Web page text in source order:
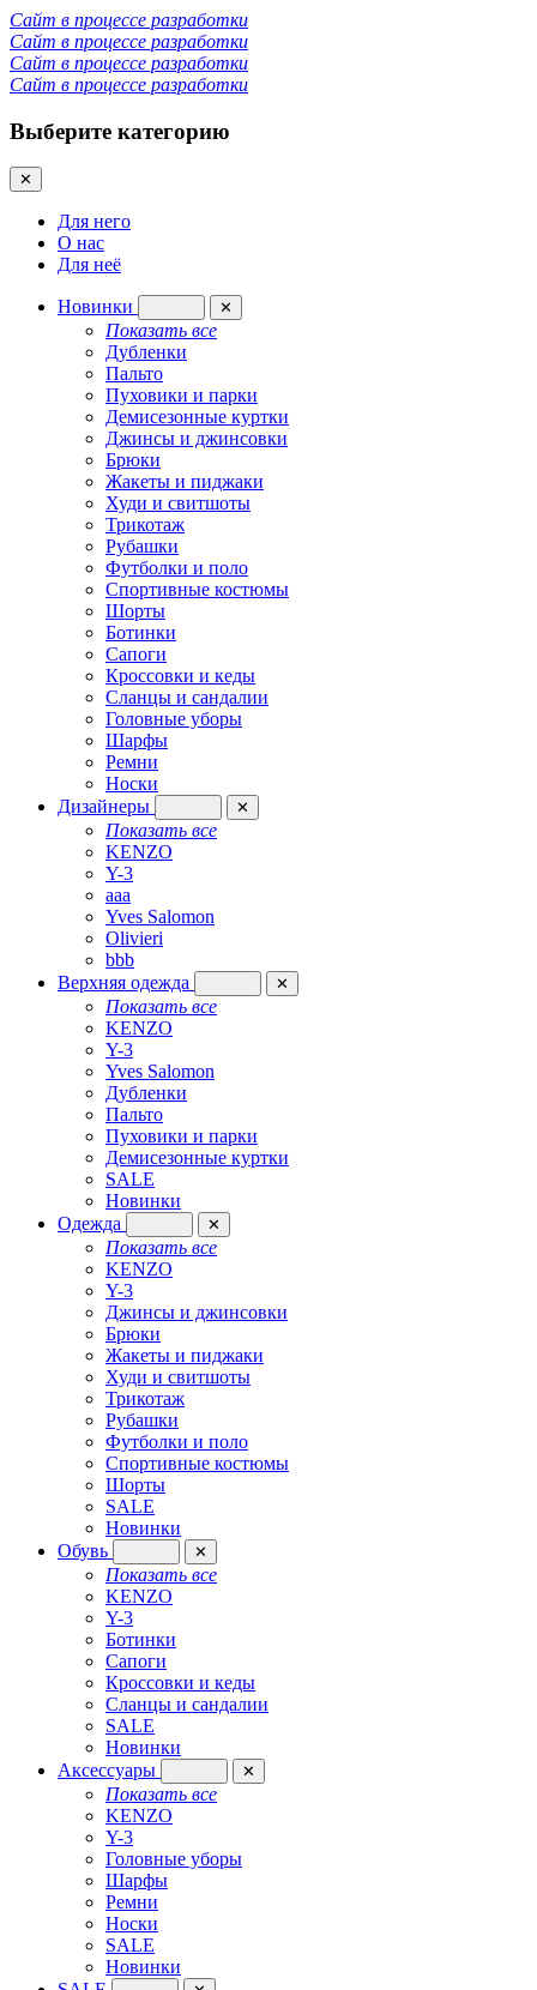
Сайт в процессе разработки
Сайт в процессе разработки
Сайт в процессе разработки
Сайт в процессе разработки
Выберите категорию
✕
Для него
О нас
Для неё
Новинки ✕
Показать все
Дубленки
Пальто
Пуховики и парки
Демисезонные куртки
Джинсы и джинсовки
Брюки
Жакеты и пиджаки
Худи и свитшоты
Трикотаж
Рубашки
Футболки и поло
Спортивные костюмы
Шорты
Ботинки
Сапоги
Кроссовки и кеды
Сланцы и сандалии
Головные уборы
Шарфы
Ремни
Носки
Дизайнеры
✕
Показать все
KENZO
Y-3
aaa
Yves Salomon
Olivieri
bbb
Верхняя одежда
✕
Показать все
KENZO
Y-3
Yves Salomon
Дубленки
Пальто
Пуховики и парки
Демисезонные куртки
SALE
Новинки
Одежда
✕
Показать все
KENZO
Y-3
Джинсы и джинсовки
Брюки
Жакеты и пиджаки
Худи и свитшоты
Трикотаж
Рубашки
Футболки и поло
Спортивные костюмы
Шорты
SALE
Новинки
Обувь
✕
Показать все
KENZO
Y-3
Ботинки
Сапоги
Кроссовки и кеды
Сланцы и сандалии
SALE
Новинки
Аксессуары
✕
Показать все
KENZO
Y-3
Головные уборы
Шарфы
Ремни
Носки
SALE
Новинки